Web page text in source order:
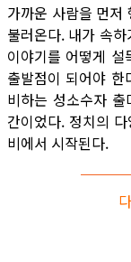
가까운 사람을 먼저
불러온다. 내가 속
이야기를 어떻게
출발점이 되어야
비하는 성소수자
간이었다. 정치의
비에서 시작된다.